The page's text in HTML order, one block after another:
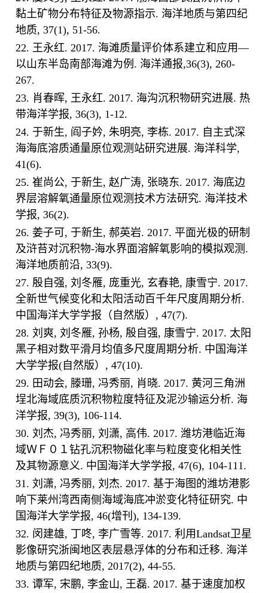
黏土矿物分布特征及物源指示. 海洋地质与第四纪
地质, 37(1), 51-56.
22. 王永红. 2017. 海滩质量评价体系建立和应用—
以山东半岛南部海滩为例. 海洋通报,36(3), 260-
267.
23. 肖春晖, 王永红. 2017. 海沟沉积物研究进展. 热
带海洋学报, 36(3), 1-12.
24. 于新生, 阎子妗, 朱明亮, 李栋. 2017. 自主式深
海海底溶质通量原位观测站研究进展. 海洋科学,
41(6).
25. 崔尚公, 于新生, 赵广涛, 张晓东. 2017. 海底边
界层溶解氧通量原位观测技术方法研究. 海洋技术
学报, 36(2).
26. 姜子可, 于新生, 郝英岩. 2017. 平面光极的研制
及浒苔对沉积物-海水界面溶解氧影响的模拟观测.
海洋地质前沿, 33(9).
27. 殷自强, 刘冬雁, 庞重光, 玄春艳, 康雪宁. 2017.
全新世气候变化和太阳活动百千年尺度周期分析.
中国海洋大学学报（自然版）, 47(7).
28. 刘爽, 刘冬雁, 孙杨, 殷自强, 康雪宁. 2017. 太阳
黑子相对数平滑月均值多尺度周期分析. 中国海洋
大学学报(自然版）, 47(10).
29. 田动会, 滕珊, 冯秀丽, 肖晓. 2017. 黄河三角洲
埕北海域底质沉积物粒度特征及泥沙输运分析. 海
洋学报, 39(3), 106-114.
30. 刘杰, 冯秀丽, 刘潇, 高伟. 2017. 潍坊港临近海
域ＷＦ０１钻孔沉积物磁化率与粒度变化相关性
及其物源意义. 中国海洋大学学报, 47(6), 104-111.
31. 刘潇, 冯秀丽, 刘杰. 2017. 基于海图的潍坊港影
响下莱州湾西南侧海域海底冲淤变化特征研究. 中
国海洋大学学报, 46(增刊), 134-139.
32. 闵建雄, 丁咚, 李广雪等. 2017. 利用Landsat卫星
影像研究浙闽地区表层悬浮体的分布和迁移. 海洋
地质与第四纪地质, 2017(2), 44-55.
33. 谭军, 宋鹏, 李金山, 王磊. 2017. 基于速度加权